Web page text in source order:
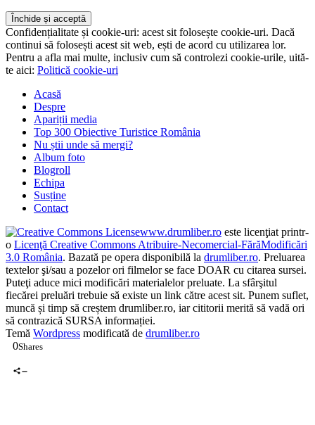
Confidențialitate și cookie-uri: acest sit folosește cookie-uri. Dacă
continui să folosești acest sit web, ești de acord cu utilizarea lor.
Pentru a afla mai multe, inclusiv cum să controlezi cookie-urile, uită-
te aici: Politică cookie-uri
Acasă
Despre
Apariții media
Top 300 Obiective Turistice România
Nu știi unde să mergi?
Album foto
Blogroll
Echipa
Susține
Contact
www.drumliber.ro este licenţiat printr-
o Licenţă Creative Commons Atribuire-Necomercial-FărăModificări
3.0 România. Bazată pe opera disponibilă la drumliber.ro. Preluarea
textelor şi/sau a pozelor ori filmelor se face DOAR cu citarea sursei.
Puteţi aduce mici modificări materialelor preluate. La sfârşitul
fiecărei preluări trebuie să existe un link către acest sit. Punem suflet,
muncă și timp să creștem drumliber.ro, iar cititorii merită să vadă ori
să contrazică SURSA informației.
Temă Wordpress modificată de drumliber.ro
0Shares